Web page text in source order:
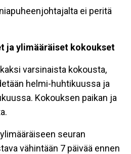
ei peritä
ja ylimääräiset kokoukset
varsinaista kokousta,
helmi-huhtikuussa ja
Kokouksen paikan ja
seuran
vähintään 7 päivää ennen